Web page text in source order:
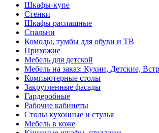
Шкафы-купе
Стенки
Шкафы распашные
Спальни
Комоды, тумбы для обуви и ТВ
Прихожие
Мебель для детской
Мебель на заказ: Кухни, Детские,
Компьютерные столы
Закругленные фасады
Гардеробные
Рабочие кабинеты
Столы кухонные и стулья
Мебель в коже